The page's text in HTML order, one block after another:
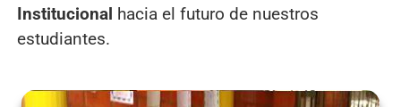
Institucional hacia el futuro de nuestros
estudiantes.